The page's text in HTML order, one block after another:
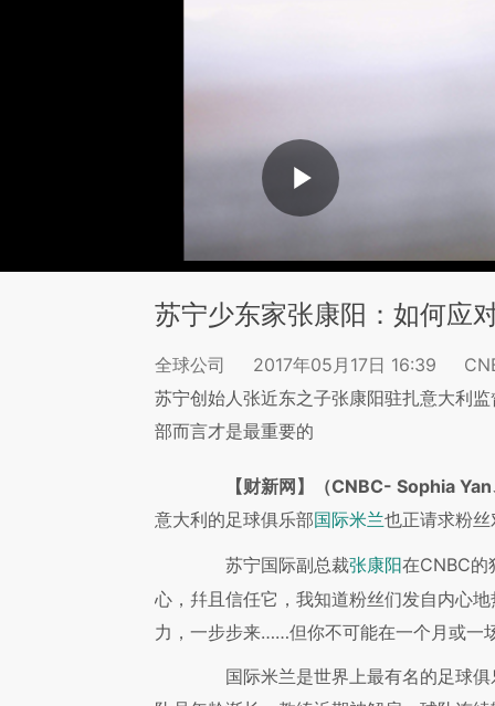
苏宁少东家张康阳：如何应
全球公司 2017年05月17日 16:39
苏宁创始人张近东之子张康阳驻扎意大利
部而言才是最重要的
【财新网】（CNBC- Sophia
意大利的足球俱乐部国际米兰也正请求粉
苏宁国际副总裁张康阳在CNBC的
心，幷且信任它，我知道粉丝们发自内心
力，一步步来……但你不可能在一个月或一
国际米兰是世界上最有名的足球俱